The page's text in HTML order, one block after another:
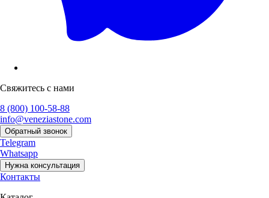
Свяжитесь с нами
8 (800) 100-58-88
info@veneziastone.com
Обратный звонок
Telegram
Whatsapp
Нужна консультация
Контакты